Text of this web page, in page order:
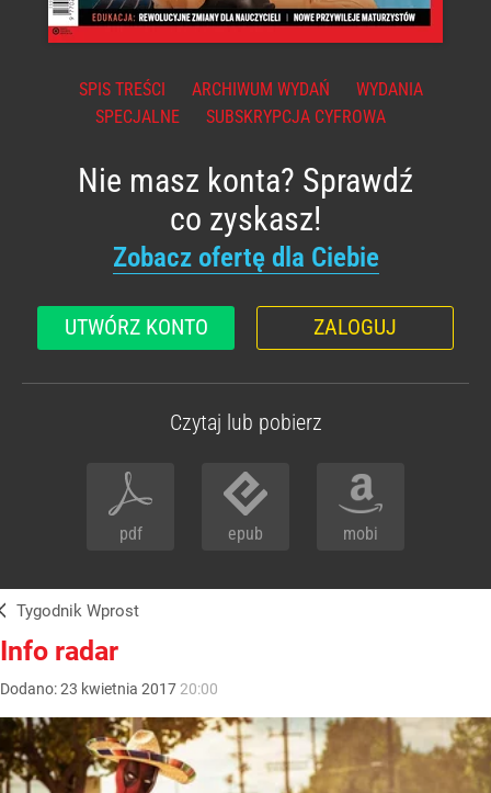
SPIS TREŚCI ARCHIWUM WYDAŃ
WYDANIA
SPECJALNE
SUBSKRYPCJA CYFROWA
Nie masz konta? Sprawdź
co zyskasz!
Zobacz ofertę dla Ciebie
UTWÓRZ KONTO ZALOGUJ
Czytaj lub pobierz
pdf epub mobi
Tygodnik Wprost
Info radar
Dodano:23 kwietnia 2017 20:00